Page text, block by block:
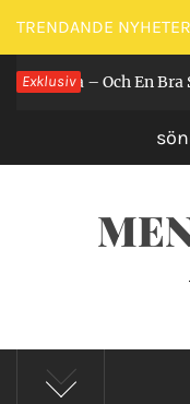
Hoppa
till
innehåll
TRENDANDE NYHETER
Exklusiv
En Bra Säng Kan